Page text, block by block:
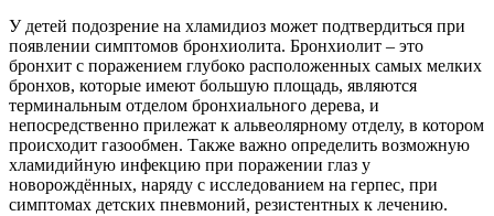
У детей подозрение на хламидиоз может подтвердиться при
появлении симптомов бронхиолита. Бронхиолит – это
бронхит с поражением глубоко расположенных самых мелких
бронхов, которые имеют большую площадь, являются
терминальным отделом бронхиального дерева, и
непосредственно прилежат к альвеолярному отделу, в котором
происходит газообмен. Также важно определить возможную
хламидийную инфекцию при поражении глаз у
новорождённых, наряду с исследованием на герпес, при
симптомах детских пневмоний, резистентных к лечению.